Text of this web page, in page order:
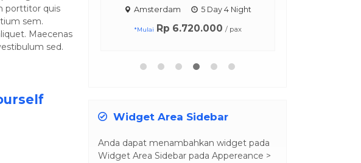
porttitor quis
sem.
Maecenas
sed.
Amsterdam 5 Day 4 Night
Rp 6.720.000 / pax
Widget Area Sidebar
Anda dapat menambahkan widget pada
Widget Area Sidebar pada Appereance >